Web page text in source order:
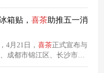
箱贴， 喜茶助推五一消
4月21日， 喜茶正式宣布与
成都市锦江区、长沙市芙
、南京市秦淮区、西安曲